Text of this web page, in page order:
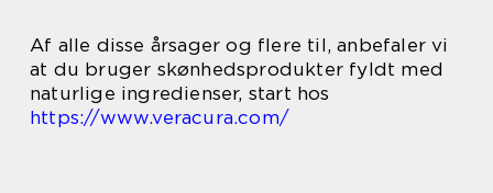
Af alle disse årsager og flere til, anbefaler vi
at du bruger skønhedsprodukter fyldt med
naturlige ingredienser, start hos
https://www.veracura.com/